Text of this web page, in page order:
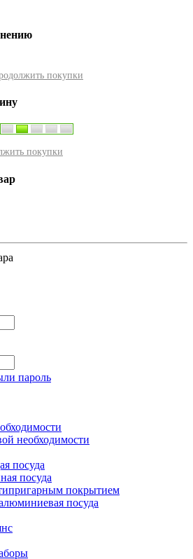
покупки
покупки
пароль
необходимости
посуда
посуда
покрытием
посуда